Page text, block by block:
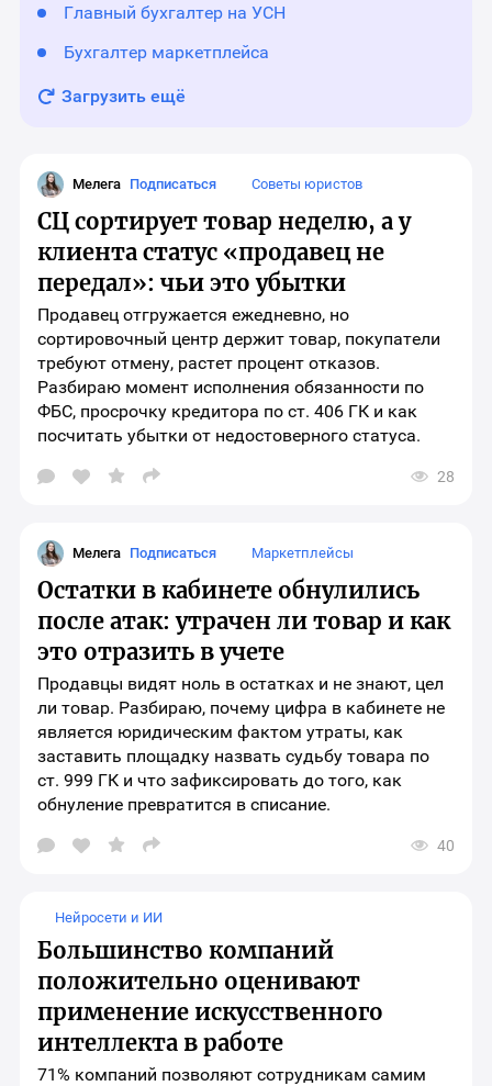
Главный бухгалтер на УСН
Бухгалтер маркетплейса
Загрузить ещё
Мелега Подписаться Советы юристов
СЦ сортирует товар неделю, а у
клиента статус «продавец не
передал»: чьи это убытки
Продавец отгружается ежедневно, но
сортировочный центр держит товар, покупатели
требуют отмену, растет процент отказов.
Разбираю момент исполнения обязанности по
ФБС, просрочку кредитора по ст. 406 ГК и как
посчитать убытки от недостоверного статуса.
Открыть
сетей
для
шаринга
материала
28
Мелега Подписаться Маркетплейсы
Остатки в кабинете обнулились
после атак: утрачен ли товар и как
это отразить в учете
Продавцы видят ноль в остатках и не знают, цел
ли товар. Разбираю, почему цифра в кабинете не
является юридическим фактом утраты, как
заставить площадку назвать судьбу товара по
ст. 999 ГК и что зафиксировать до того, как
обнуление превратится в списание.
Открыть
сетей
шаринга
40
Нейросети и ИИ
Большинство компаний
положительно оценивают
применение искусственного
интеллекта в работе
71% компаний позволяют сотрудникам самим